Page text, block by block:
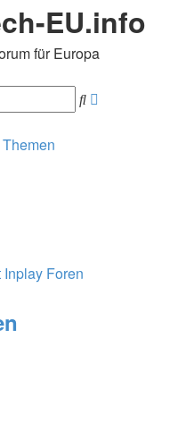
EU.info
für Europa
Suche
Inplay Foren